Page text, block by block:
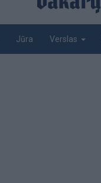
Jūra Verslas